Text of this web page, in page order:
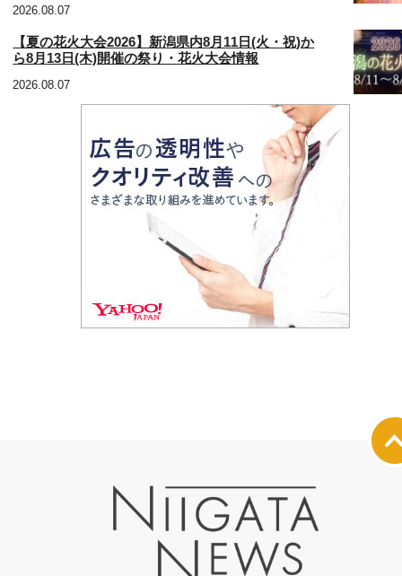
2026.08.07
【夏の花火大会2026】新潟県内8月11日(火・祝)か
ら8月13日(木)開催の祭り・花火大会情報
2026.08.07